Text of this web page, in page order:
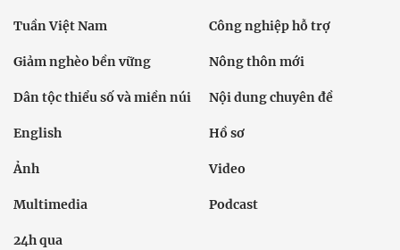
Tuần Việt Nam Công nghiệp hỗ trợ
Giảm nghèo bền vững Nông thôn mới
Dân tộc thiểu số và miền núi Nội dung chuyên đề
English Hồ sơ
Ảnh Video
Multimedia Podcast
24h qua